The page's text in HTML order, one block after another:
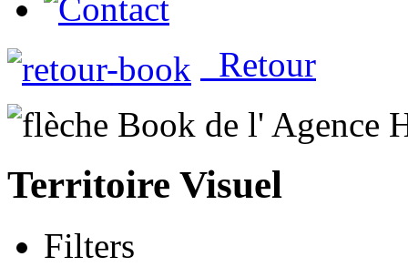
Retour
Territoire Visuel
Filters